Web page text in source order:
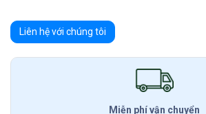
Liên hệ với chúng tôi
Miễn phí vận chuyển